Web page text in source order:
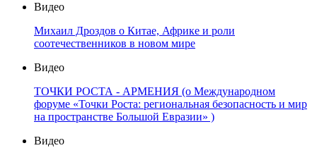
Видео
Михаил Дроздов о Китае, Африке и роли
соотечественников в новом мире
Видео
ТОЧКИ РОСТА - АРМЕНИЯ (о Международном
форуме «Точки Роста: региональная безопасность и мир
на пространстве Большой Евразии» )
Видео